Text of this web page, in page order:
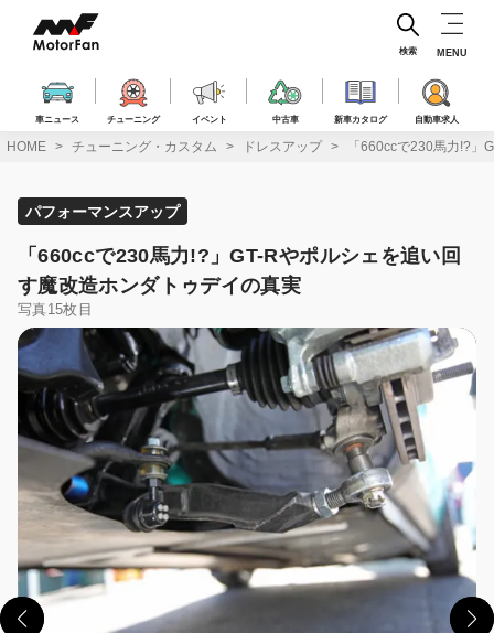
ス
車ニュース チューニング イベント 中古車 新車カタログ 自動車求人
検索 MENU
HOME チューニング・カスタム ドレスアップ 「660ccで230馬力!?」
パフォーマンスアップ
「660ccで230馬力!?」GT-Rやポルシェを追い回
す魔改造ホンダトゥデイの真実
写真15枚目